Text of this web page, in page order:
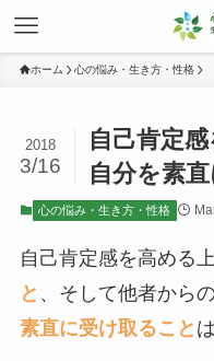
ホーム 心の悩み・生き方・性格
自己肯定
自分を素
2018
3/16
心の悩み・生き方・性格
自己肯定感を高める上
と 、そして他者から
素直に受け取ること